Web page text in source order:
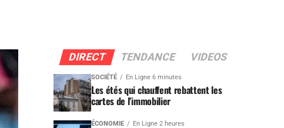
DIRECT TENDANCE VIDEOS
SOCIÉTÉ En Ligne 6 minutes
Les étés qui chauffent rebattent les
cartes de l’immobilier
ÉCONOMIE En Ligne 2 heures